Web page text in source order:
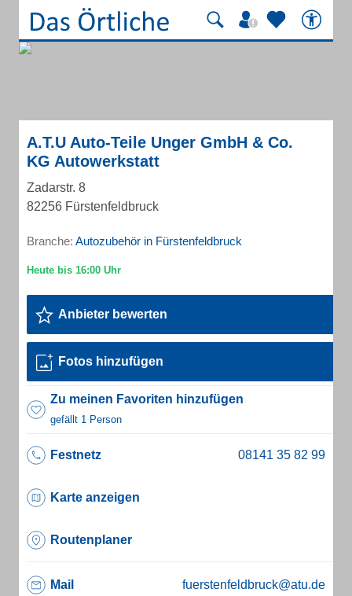
A.T.U Auto-Teile Unger GmbH & Co.
KG Autowerkstatt
Zadarstr. 8
82256 Fürstenfeldbruck
Branche: Autozubehör in Fürstenfeldbruck
Anbieter bewerten
Fotos hinzufügen
Zu meinen Favoriten hinzufügen
gefällt 1 Person
Festnetz
Karte anzeigen
Routenplaner
Mail fuerstenfeldbruck@atu.de